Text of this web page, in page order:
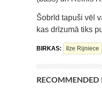
Šobrīd tapuši vēl
kas drīzumā tiks
BIRKAS: Ilze Rijniece
RECOMMENDED